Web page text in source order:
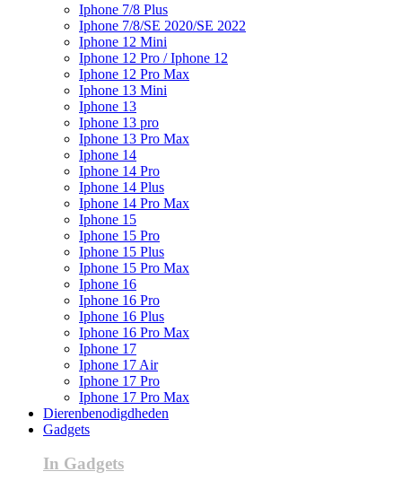
Iphone 7/8 Plus
Iphone 7/8/SE 2020/SE 2022
Iphone 12 Mini
Iphone 12 Pro / Iphone 12
Iphone 12 Pro Max
Iphone 13 Mini
Iphone 13
Iphone 13 pro
Iphone 13 Pro Max
Iphone 14
Iphone 14 Pro
Iphone 14 Plus
Iphone 14 Pro Max
Iphone 15
Iphone 15 Pro
Iphone 15 Plus
Iphone 15 Pro Max
Iphone 16
Iphone 16 Pro
Iphone 16 Plus
Iphone 16 Pro Max
Iphone 17
Iphone 17 Air
Iphone 17 Pro
Iphone 17 Pro Max
Dierenbenodigdheden
Gadgets
In Gadgets